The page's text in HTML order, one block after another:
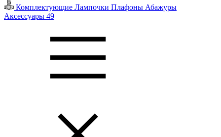
Комплектующие Лампочки Плафоны Абажуры
Аксессуары 49